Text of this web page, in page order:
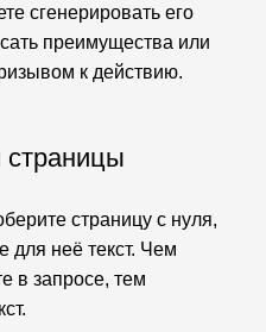
сгенерировать его
преимущества или
к действию.
страницы
страницу с нуля,
для неё текст. Чем
в запросе, тем